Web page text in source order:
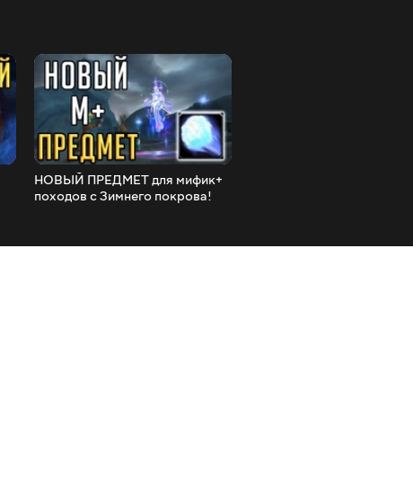
НОВЫЙ ПРЕДМЕТ для мифик+
походов с Зимнего покрова!